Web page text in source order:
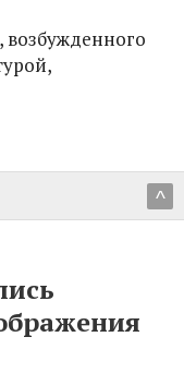
возбужденного
^